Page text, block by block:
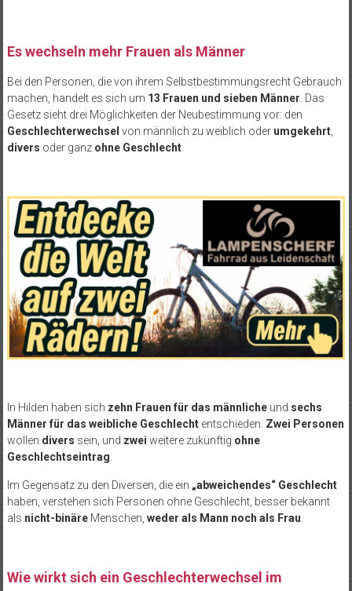
Es wechseln mehr Frauen als Männer
Bei den Personen, die von ihrem Selbstbestimmungsrecht Gebrauch
machen, handelt es sich um 13 Frauen und sieben Männer. Das
Gesetz sieht drei Möglichkeiten der Neubestimmung vor: den
Geschlechterwechsel von männlich zu weiblich oder umgekehrt,
divers oder ganz ohne Geschlecht.
In Hilden haben sich zehn Frauen für das männlicheund sechs
Männer für das weibliche Geschlechtentschieden. Zwei Personen
wollen divers sein, und zwei weitere zukünftig ohne
Geschlechtseintrag
Im Gegensatz zu den Diversen, die ein „abweichendes“ Geschlecht
haben, verstehen sich Personen ohne Geschlecht, besser bekannt
als nicht-binäreMenschen, weder als Mann noch als Frau
Wie wirkt sich ein Geschlechterwechsel im